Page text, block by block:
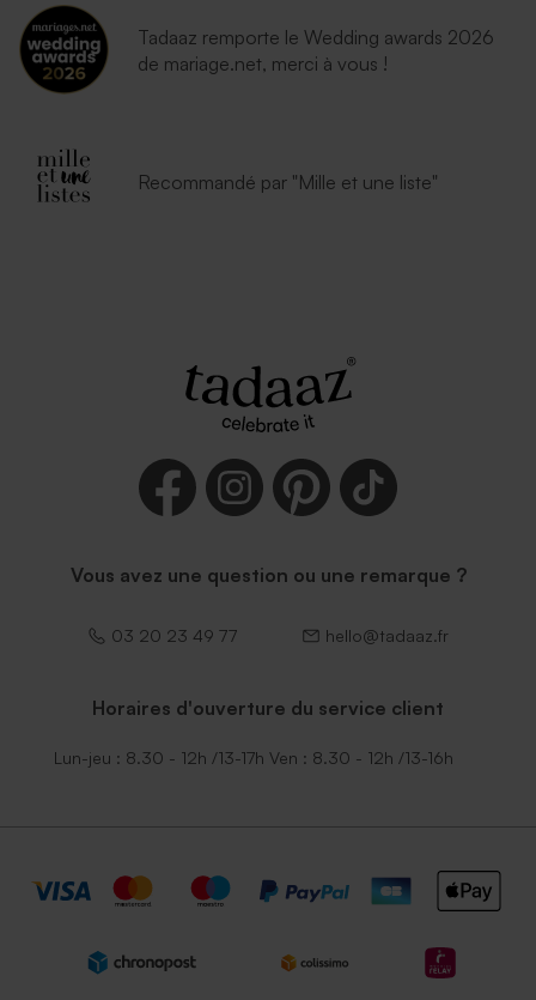
Tadaaz remporte le Wedding awards 2026
de mariage.net, merci à vous !
Recommandé par "Mille et une liste"
Vous avez une question ou une remarque ?
03 20 23 49 77 hello@tadaaz.fr
Horaires d'ouverture du service client
Lun-jeu : 8.30 - 12h /13-17h Ven : 8.30 - 12h /13-16h